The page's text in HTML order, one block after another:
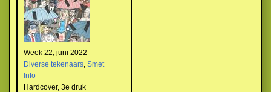
Week 22, juni 2022
Diverse tekenaars, Smet
Info
Hardcover, 3e druk